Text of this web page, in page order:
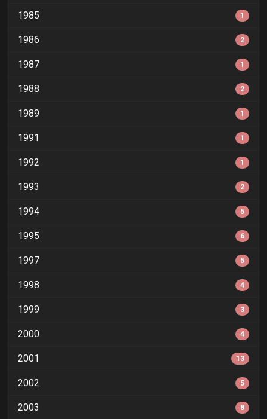
1985 1
1986 2
1987 1
1988 2
1989 1
1991 1
1992 1
1993 2
1994 5
1995 6
1997 5
1998 4
1999 3
2000 4
2001 13
2002 5
2003 8